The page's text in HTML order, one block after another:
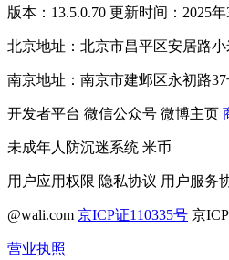
版本：13.5.0.70 更新时间：2025年
北京地址：北京市昌平区安居路小
南京地址：南京市建邺区永初路
开发者平台 微信公众号 微博主页
未成年人防沉迷系统 米币
用户应用权限 隐私协议 用户服务
@wali.com 京ICP证110335号 京
营业执照